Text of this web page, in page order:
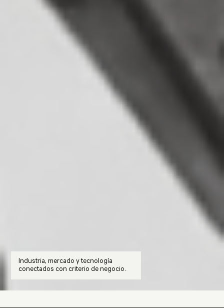
Industria, mercado y tecnología
conectados con criterio de negocio.